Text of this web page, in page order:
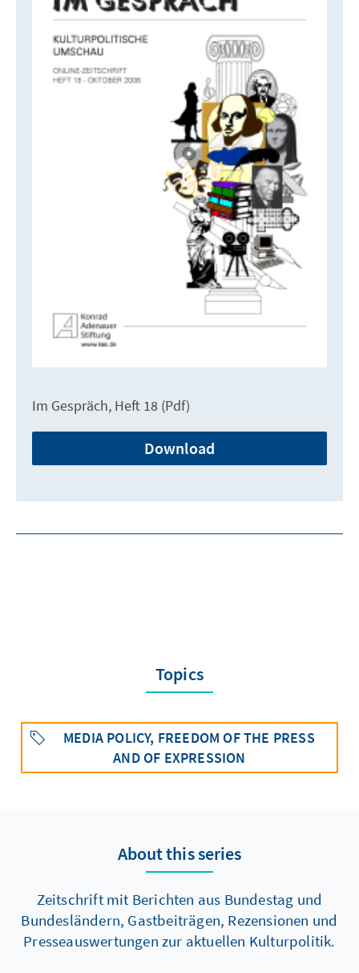
Im Gespräch, Heft 18 (Pdf)
Download
Topics
MEDIA POLICY, FREEDOM OF THE PRESS
AND OF EXPRESSION
About this series
Zeitschrift mit Berichten aus Bundestag und
Bundesländern, Gastbeiträgen, Rezensionen und
Presseauswertungen zur aktuellen Kulturpolitik.